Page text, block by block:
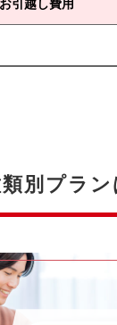
お引越し費用
別プラン